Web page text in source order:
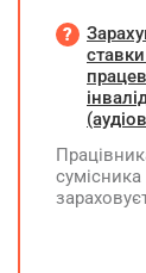
потрібно
у зв'язку
чинності
осіб з